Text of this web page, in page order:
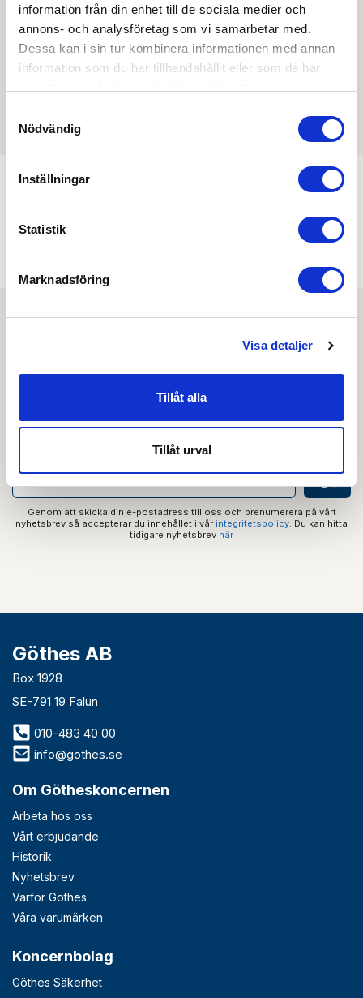
information från din enhet till de sociala medier och
annons- och analysföretag som vi samarbetar med.
Dessa kan i sin tur kombinera informationen med annan
information som du har tillhandahållit eller som de har
Nödvändig
Inställningar
Statistik
Marknadsföring
Visa detaljer
Tillåt alla
Tillåt urval
övriga dokument.
Prenumerera på vårt nyhetsbrev och få tips,
guider och senaste nytt direkt i din inkorg.
Genom att skicka din e-postadress till oss och prenumerera på vårt
nyhetsbrev så accepterar du innehållet i vår integritetspolicy . Du kan hitta
tidigare nyhetsbrev här
Göthes AB
Box 1928
SE-791 19 Falun
010-483 40 00
info@gothes.se
Om Götheskoncernen
Arbeta hos oss
Vårt erbjudande
Historik
Nyhetsbrev
Varför Göthes
Våra varumärken
Koncernbolag
Göthes Säkerhet